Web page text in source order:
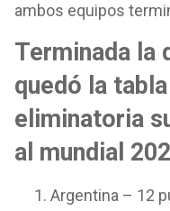
ambos equipos
Terminada la
quedó la
eliminatoria
al mundial
Argentina – 12